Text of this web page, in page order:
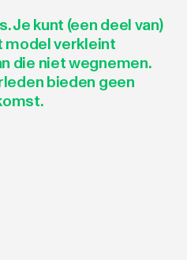
Je kunt (een deel van)
model verkleint
die niet wegnemen.
bieden geen